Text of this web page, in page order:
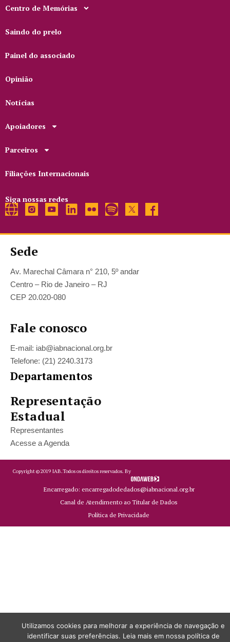
Centro de Memórias
Saindo do prelo
Painel do associado
Opinião
Notícias
Apoiadores
Parceiros
Filiações Internacionais
Siga nossas redes
Sede
Av. Marechal Câmara n° 210, 5º andar
Centro – Rio de Janeiro – RJ
CEP 20.020-080
Fale conosco
E-mail: iab@iabnacional.org.br
Telefone: (21) 2240.3173
Departamentos
Representação
Estadual
Representantes
Acesse a Agenda
Copyright ©2019 IAB.Todos os direitos reservados. By
Encarregado: encarregadodedados@iabnacional.org.br
Canal de Atendimento ao Titular de Dados
Política de Privacidade
Utilizamos cookies para melhorar a experiência de navegação e
identificar suas preferências. Leia mais em nossa política de